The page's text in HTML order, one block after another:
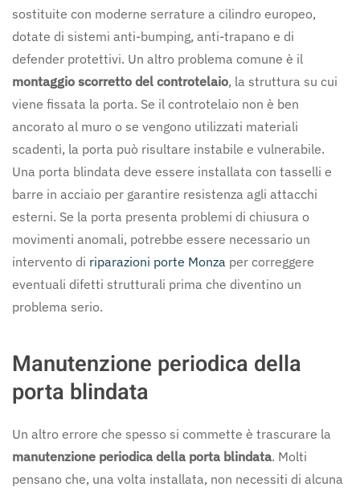
sostituite con moderne serrature a cilindro europeo,
dotate di sistemi anti-bumping, anti-trapano e di
defender protettivi. Un altro problema comune è il
montaggio scorretto del controtelaio, la struttura su cui
viene fissata la porta. Se il controtelaio non è ben
ancorato al muro o se vengono utilizzati materiali
scadenti, la porta può risultare instabile e vulnerabile.
Una porta blindata deve essere installata con tasselli e
barre in acciaio per garantire resistenza agli attacchi
esterni. Se la porta presenta problemi di chiusura o
movimenti anomali, potrebbe essere necessario un
intervento di riparazioni porte Monza per correggere
eventuali difetti strutturali prima che diventino un
problema serio.
Manutenzione periodica della
porta blindata
Un altro errore che spesso si commette è trascurare la
manutenzione periodica della porta blindata. Molti
pensano che, una volta installata, non necessiti di alcuna